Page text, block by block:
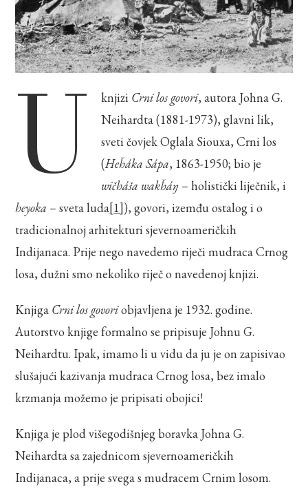
U knjizi Crni los govori, autora Johna G.
Neihardta (1881-1973), glavni lik,
sveti čovjek Oglala Siouxa, Crni los
(Heȟáka Sápa, 1863-1950; bio je
wičháša wakȟáŋ – holistički liječnik, i
heyoka – sveta luda[1]), govori, izemđu ostalog i o
tradicionalnoj arhitekturi sjevernoameričkih
Indijanaca. Prije nego navedemo riječi mudraca Crnog
losa, dužni smo nekoliko riječ o navedenoj knjizi.
Knjiga Crni los govoriobjavljena je 1932. godine.
Autorstvo knjige formalno se pripisuje Johnu G.
Neihardtu. Ipak, imamo li u vidu da ju je on zapisivao
slušajući kazivanja mudraca Crnog losa, bez imalo
krzmanja možemo je pripisati obojici!
Knjiga je plod višegodišnjeg boravka Johna G.
Neihardta sa zajednicom sjevernoameričkih
Indijanaca, a prije svega s mudracem Crnim losom.